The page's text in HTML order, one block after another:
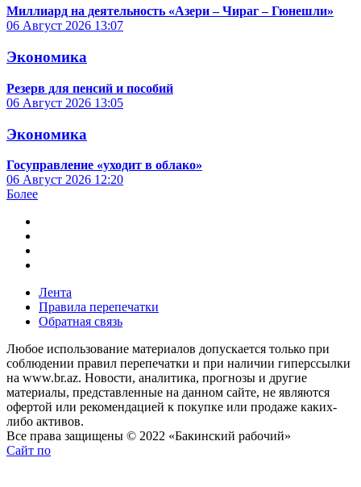
Миллиард на деятельность «Азери – Чираг – Гюнешли»
06 Август 2026 13:07
Экономика
Резерв для пенсий и пособий
06 Август 2026 13:05
Экономика
Госуправление «уходит в облако»
06 Август 2026 12:20
Более
Лента
Правила перепечатки
Обратная связь
Любое использование материалов допускается только при
соблюдении правил перепечатки и при наличии гиперссылки
на www.br.az. Новости, аналитика, прогнозы и другие
материалы, представленные на данном сайте, не являются
офертой или рекомендацией к покупке или продаже каких-
либо активов.
Все права защищены © 2022 «Бакинский рабочий»
Сайт по